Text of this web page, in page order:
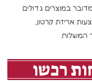
במוצרים גדולים
אריזת קרטון,
המשלוח.
רכשו